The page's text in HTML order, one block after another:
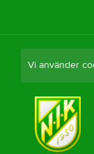
Vi använder